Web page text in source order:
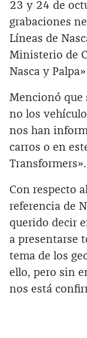
23 y 24 de
grabaciones
Líneas de
Ministerio de
Nasca y
Mencionó que
no los
nos han
carros o en
Transformers».
Con respecto
referencia de
querido decir
a presentarse
tema de los
ello, pero sin
nos está